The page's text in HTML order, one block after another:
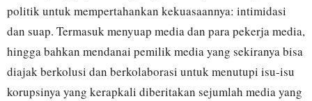
politik untuk mempertahankan kekuasaannya: intimidasi
dan suap. Termasuk menyuap media dan para pekerja media,
hingga bahkan mendanai pemilik media yang sekiranya bisa
diajak berkolusi dan berkolaborasi untuk menutupi isu-isu
korupsinya yang kerapkali diberitakan sejumlah media yang